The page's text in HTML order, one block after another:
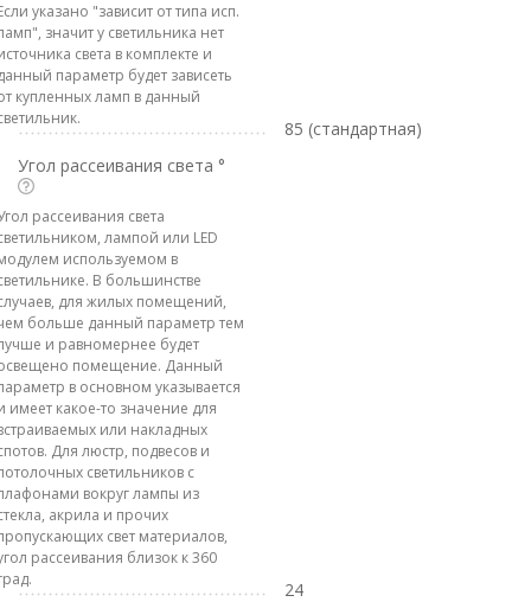
указано "зависит от типа исп.
значит у светильника нет
света в комплекте и
параметр будет зависеть
купленных ламп в данный
85 (стандартная)
Угол рассеивания света °
рассеивания света
лампой или LED
используемом в
В большинстве
для жилых помещений,
больше данный параметр тем
и равномернее будет
помещение. Данный
в основном указывается
имеет какое-то значение для
или накладных
Для люстр, подвесов и
светильников с
вокруг лампы из
акрила и прочих
свет материалов,
рассеивания близок к 360
24